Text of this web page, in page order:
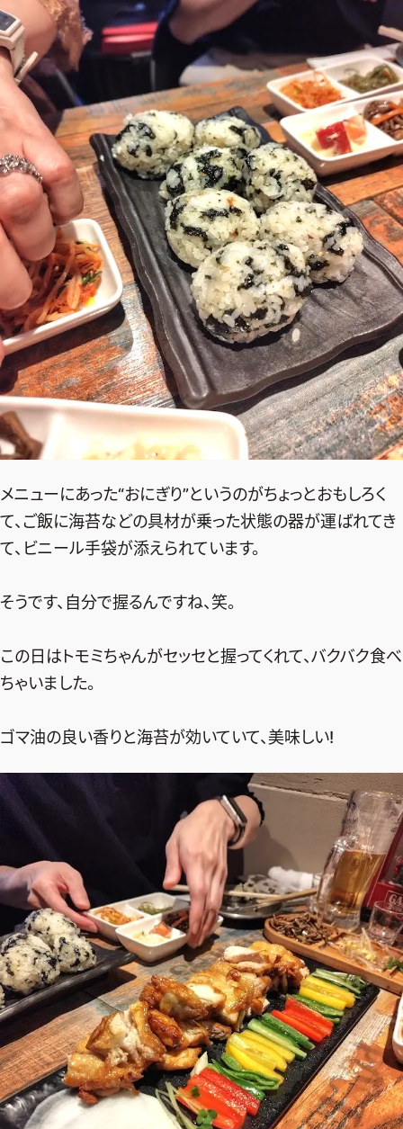
メニューにあった“おにぎり”というのがちょっとおもしろく
て、ご飯に海苔などの具材が乗った状態の器が運ばれてき
て、ビニール手袋が添えられています。
そうです、自分で握るんですね、笑。
この日はトモミちゃんがセッセと握ってくれて、バクバク食べ
ちゃいました。
ゴマ油の良い香りと海苔が効いていて、美味しい!